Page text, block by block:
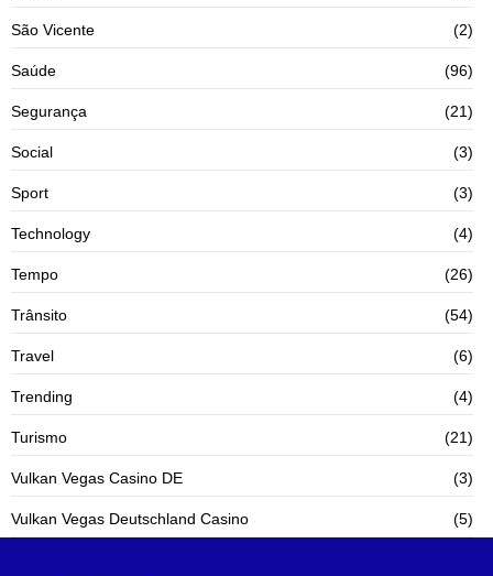
São Vicente (2)
Saúde (96)
Segurança (21)
Social (3)
Sport (3)
Technology (4)
Tempo (26)
Trânsito (54)
Travel (6)
Trending (4)
Turismo (21)
Vulkan Vegas Casino DE (3)
Vulkan Vegas Deutschland Casino (5)